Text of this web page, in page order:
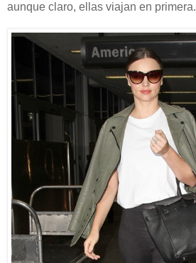
aunque claro, ellas viajan en primera.